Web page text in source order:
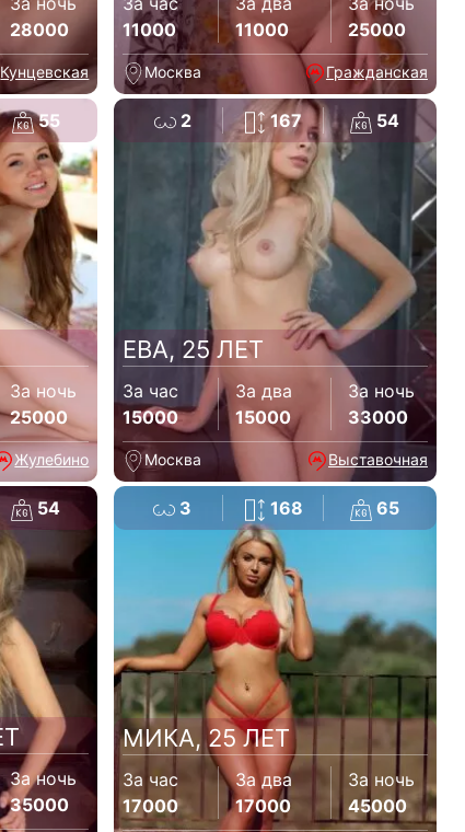
28000
Кунцевская
11000
11000
25000
Москва Гражданская
55
За ночь
25000
Жулебино
2 167 54
ЕВА, 25 ЛЕТ
За час
15000
За два
15000
За ночь
33000
Москва Выставочная
54
За ночь
35000
3 168 65
МИКА, 25 ЛЕТ
За час
17000
За два
17000
За ночь
45000